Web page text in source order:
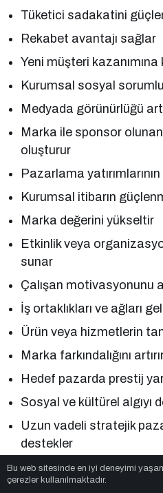
Tüketici sadakatini
Rekabet avantajı sağlar
Yeni müşteri kazanımına
Kurumsal sosyal
Medyada görünürlüğü
Marka ile sponsor
oluşturur
Pazarlama
Kurumsal itibarın
Marka değerini yükseltir
Etkinlik veya
sunar
Çalışan motivasyonunu
İş ortaklıkları ve ağları
Ürün veya hizmetlerin
Marka farkındalığını
Hedef pazarda prestij
Sosyal ve kültürel algıyı
Uzun vadeli stratejik
destekler
Sponsorluk
Bu web sitesinde en iyi deneyimi
çerezler kullanılmaktadır.